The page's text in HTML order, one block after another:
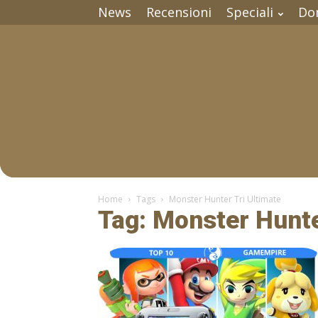
News Recensioni Speciali
Home Tags Monster Hunter Tri Ultimate
Tag: Monster